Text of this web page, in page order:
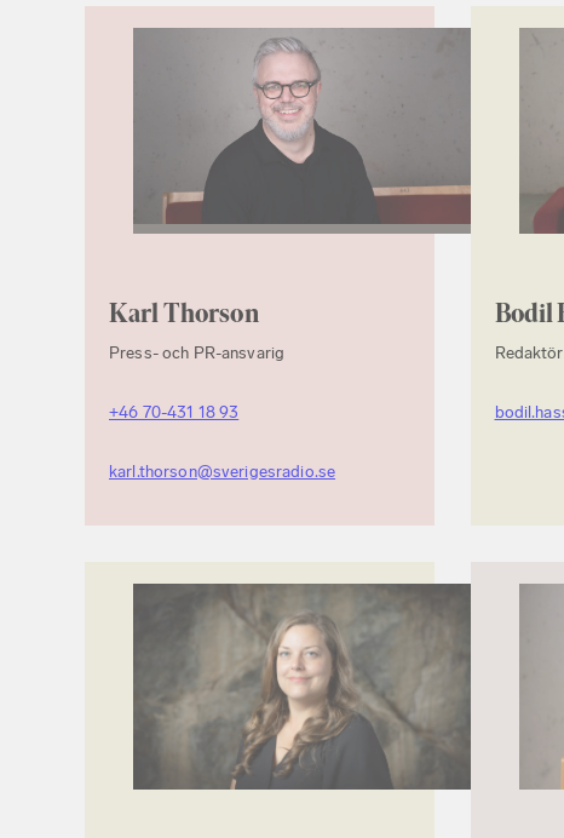
Karl Thorson
Press- och PR-ansvarig
+46 70-431 18 93
karl.thorson@sverigesradio.se
Bodil
Redaktör